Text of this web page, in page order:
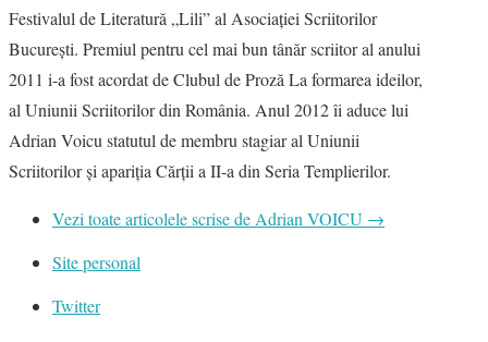
Festivalul de Literatură „Lili” al Asociaţiei Scriitorilor
Bucureşti. Premiul pentru cel mai bun tânăr scriitor al anului
2011 i-a fost acordat de Clubul de Proză La formarea ideilor,
al Uniunii Scriitorilor din România. Anul 2012 îi aduce lui
Adrian Voicu statutul de membru stagiar al Uniunii
Scriitorilor şi apariţia Cărţii a II-a din Seria Templierilor.
Vezi toate articolele scrise de Adrian VOICU →
Site personal
Twitter